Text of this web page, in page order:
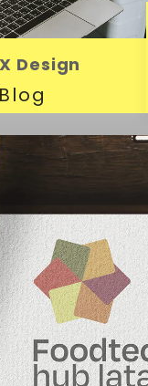
Design
Blog